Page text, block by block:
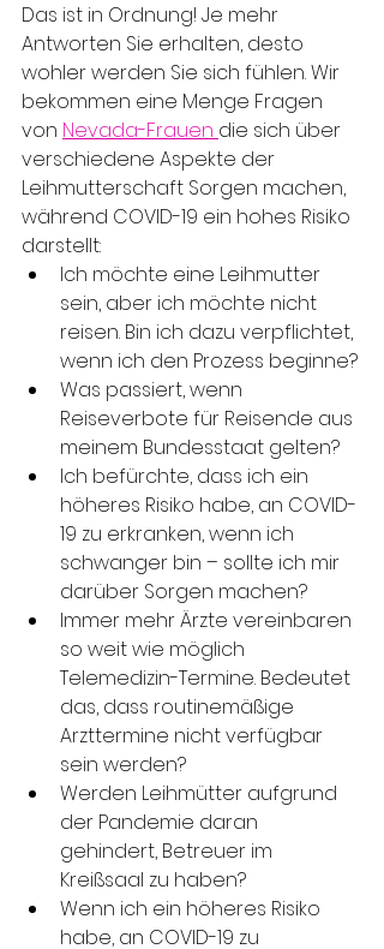
Das ist in Ordnung! Je mehr
Antworten Sie erhalten, desto
wohler werden Sie sich fühlen. Wir
bekommen eine Menge Fragen
von Nevada-Frauen die sich über
verschiedene Aspekte der
Leihmutterschaft Sorgen machen,
während COVID-19 ein hohes Risiko
darstellt:
Ich möchte eine Leihmutter
sein, aber ich möchte nicht
reisen. Bin ich dazu verpflichtet,
wenn ich den Prozess beginne?
Was passiert, wenn
Reiseverbote für Reisende aus
meinem Bundesstaat gelten?
Ich befürchte, dass ich ein
höheres Risiko habe, an COVID-
19 zu erkranken, wenn ich
schwanger bin – sollte ich mir
darüber Sorgen machen?
Immer mehr Ärzte vereinbaren
so weit wie möglich
Telemedizin-Termine. Bedeutet
das, dass routinemäßige
Arzttermine nicht verfügbar
sein werden?
Werden Leihmütter aufgrund
der Pandemie daran
gehindert, Betreuer im
Kreißsaal zu haben?
Wenn ich ein höheres Risiko
habe, an COVID-19 zu